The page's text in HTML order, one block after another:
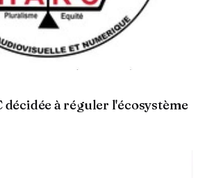
décidée à réguler l'écosystème